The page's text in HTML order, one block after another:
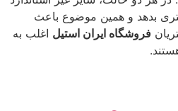
بدهد و همین موضوع باعث
فروشگاه ایران استیل اغلب به